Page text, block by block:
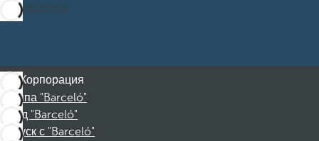
Подписаться
Корпорация
Группа "Barceló"
Фонд "Barceló"
Отпуск с "Barceló"